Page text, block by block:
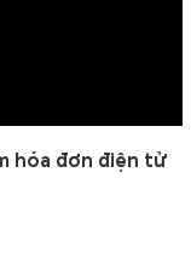
hóa đơn điện tử